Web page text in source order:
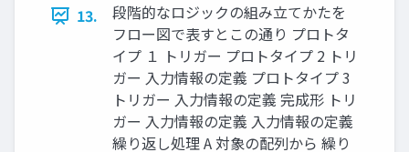
13.
段階的なロジックの組み立てかたを
フロー図で表すとこの通り プロトタ
イプ １ トリガー プロトタイプ 2 トリ
ガー 入力情報の定義 プロトタイプ 3
トリガー 入力情報の定義 完成形 トリ
ガー 入力情報の定義 入力情報の定義
繰り返し処理 A 対象の配列から 繰り